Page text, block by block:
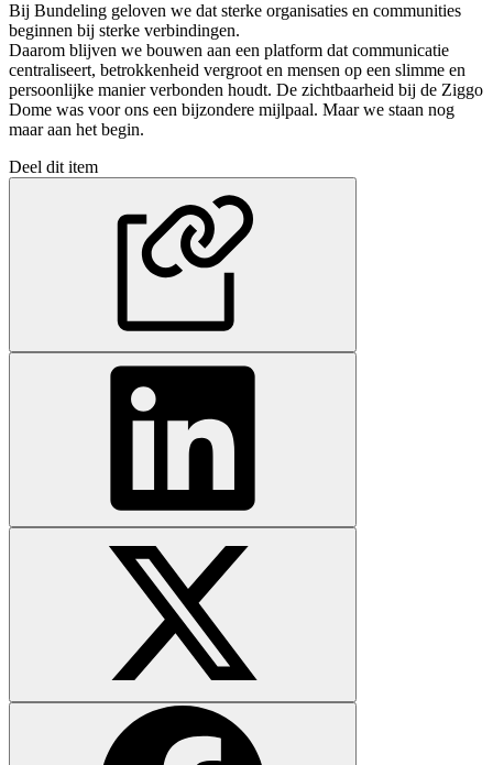
Bij Bundeling geloven we dat sterke organisaties en communities
beginnen bij sterke verbindingen.
Daarom blijven we bouwen aan een platform dat communicatie
centraliseert, betrokkenheid vergroot en mensen op een slimme en
persoonlijke manier verbonden houdt. De zichtbaarheid bij de Ziggo
Dome was voor ons een bijzondere mijlpaal. Maar we staan nog
maar aan het begin.
Deel dit item